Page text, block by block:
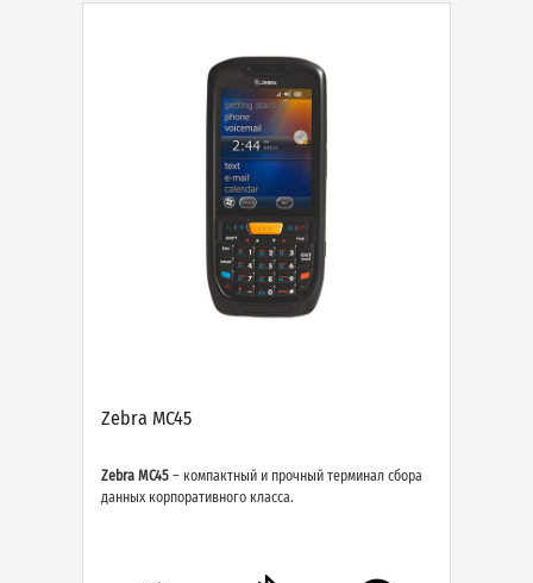
Zebra MC45
Zebra MC45 – компактный и прочный терминал сбора
данных корпоративного класса.